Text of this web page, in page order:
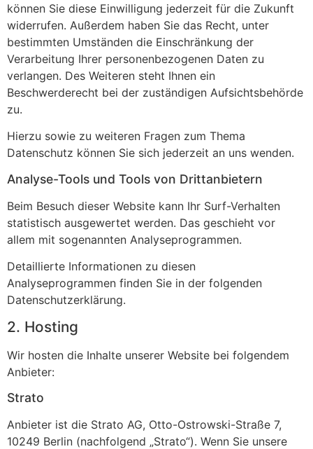
können Sie diese Einwilligung jederzeit für die Zukunft
widerrufen. Außerdem haben Sie das Recht, unter
bestimmten Umständen die Einschränkung der
Verarbeitung Ihrer personenbezogenen Daten zu
verlangen. Des Weiteren steht Ihnen ein
Beschwerderecht bei der zuständigen Aufsichtsbehörde
zu.
Hierzu sowie zu weiteren Fragen zum Thema
Datenschutz können Sie sich jederzeit an uns wenden.
Analyse-Tools und Tools von Dritt­anbietern
Beim Besuch dieser Website kann Ihr Surf-Verhalten
statistisch ausgewertet werden. Das geschieht vor
allem mit sogenannten Analyseprogrammen.
Detaillierte Informationen zu diesen
Analyseprogrammen finden Sie in der folgenden
Datenschutzerklärung.
2. Hosting
Wir hosten die Inhalte unserer Website bei folgendem
Anbieter:
Strato
Anbieter ist die Strato AG, Otto-Ostrowski-Straße 7,
10249 Berlin (nachfolgend „Strato“). Wenn Sie unsere